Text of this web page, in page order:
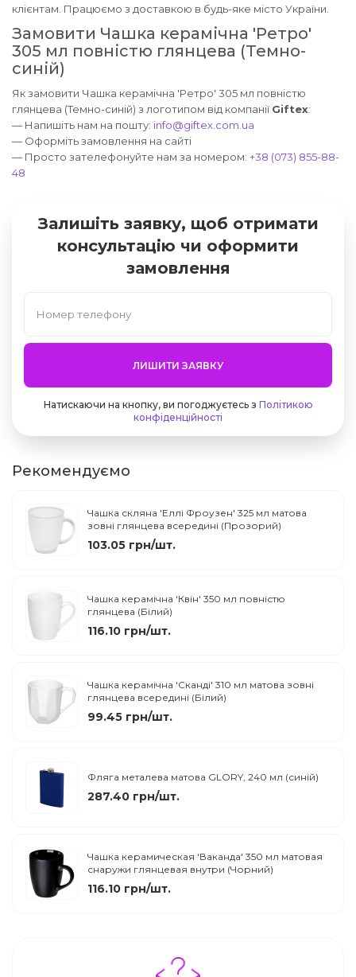
клієнтам. Працюємо з доставкою в будь-яке місто України.
Замовити Чашка керамічна 'Ретро'
305 мл повністю глянцева (Темно-
синій)
Як замовити Чашка керамічна 'Ретро' 305 мл повністю
глянцева (Темно-синій) з логотипом від компанії Giftex:
— Напишіть нам на пошту: info@giftex.com.ua
— Оформіть замовлення на сайті
— Просто зателефонуйте нам за номером: +38 (073) 855-88-
48
Залишіть заявку, щоб отримати
консультацію чи оформити
замовлення
ЛИШИТИ ЗАЯВКУ
Натискаючи на кнопку, ви погоджуєтесь з Політикою
конфіденційності
Рекомендуємо
Чашка скляна 'Еллі Фроузен' 325 мл матова
зовні глянцева всередині (Прозорий)
103.05 грн/шт.
Чашка керамічна 'Квін' 350 мл повністю
глянцева (Білий)
116.10 грн/шт.
Чашка керамічна 'Сканді' 310 мл матова зовні
глянцева всередині (Білий)
99.45 грн/шт.
Фляга металева матова GLORY, 240 мл (синій)
287.40 грн/шт.
Чашка керамическая 'Ваканда' 350 мл матовая
снаружи глянцевая внутри (Чорний)
116.10 грн/шт.